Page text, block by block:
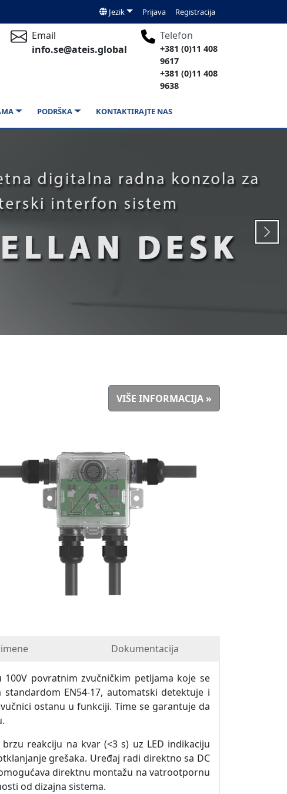
Jezik Prijava Registracija
Email
info.se@ateis.global
Telefon
+381 (0)11 408
9617
+381 (0)11 408
9638
PODRŠKA KONTAKTIRAJTE NAS
Next
VIŠE INFORMACIJA »
Dokumentacija
povratnim zvučničkim petljama koje se
EN54-17, automatski detektuje i
ostanu u funkciji. Time se garantuje da
reakciju na kvar (<3 s) uz LED indikaciju
grešaka. Uređaj radi direktno sa DC
direktnu montažu na vatrootpornu
od dizajna sistema.